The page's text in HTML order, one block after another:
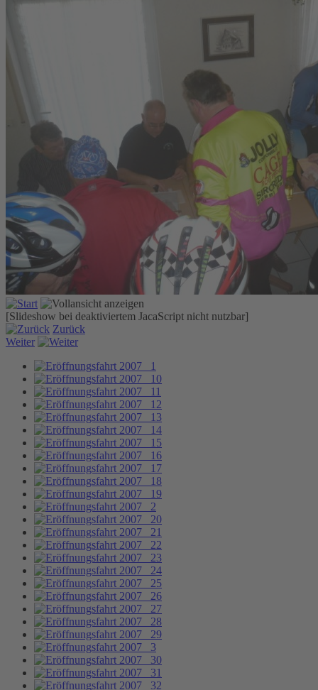
[Slideshow bei deaktiviertem JacaScript nicht nutzbar]
Zurück
Weiter